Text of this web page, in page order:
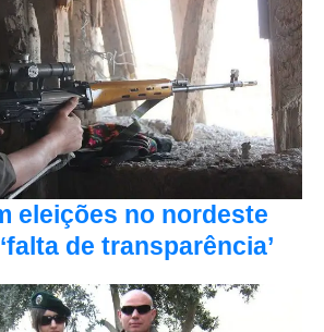
eleições no nordeste
de transparência’